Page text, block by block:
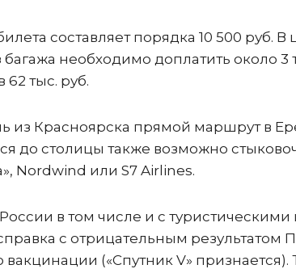
составляет порядка 10 500 руб. В
багажа необходимо доплатить около 3
62 тыс. руб.
Красноярска прямой маршрут в
до столицы также возможно
Nordwind или S7 Airlines.
в том числе и с туристическими
с отрицательным результатом
(«Спутник V»